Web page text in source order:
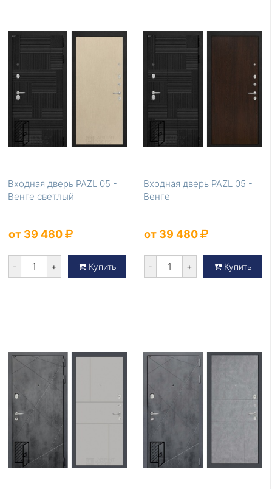
Входная дверь PAZL 05 -
Венге светлый
от 39 480
- + Купить
Входная дверь PAZL 05 -
Венге
от 39 480
- + Купить